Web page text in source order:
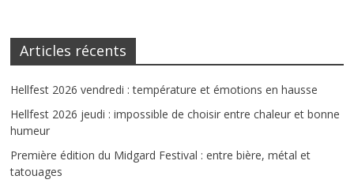
Articles récents
Hellfest 2026 vendredi : température et émotions en hausse
Hellfest 2026 jeudi : impossible de choisir entre chaleur et bonne
humeur
Première édition du Midgard Festival : entre bière, métal et
tatouages